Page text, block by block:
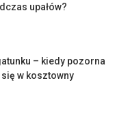
upałów?
– kiedy pozorna
w kosztowny